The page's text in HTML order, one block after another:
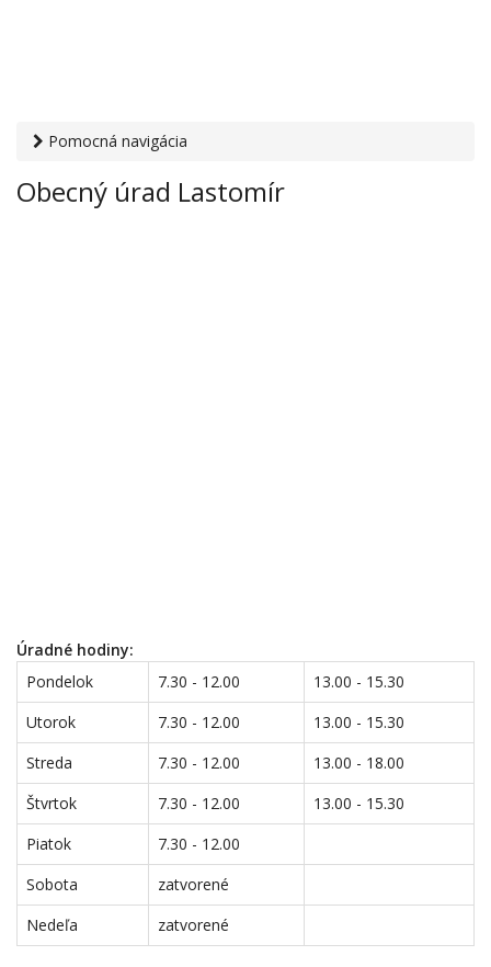
Pomocná navigácia
Obecný úrad Lastomír
Obecný úrad Lastomír
Úradné hodiny:
Pondelok
7.30 - 12.00
13.00 - 15.30
Utorok
7.30 - 12.00
13.00 - 15.30
Streda
7.30 - 12.00
13.00 - 18.00
Štvrtok
7.30 - 12.00
13.00 - 15.30
Piatok
7.30 - 12.00
Sobota
zatvorené
Nedeľa
zatvorené